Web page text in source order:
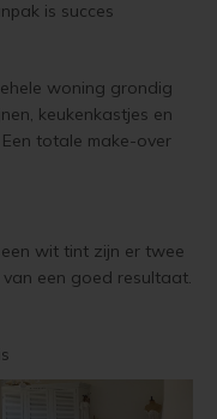
Jotun
Jotun
Oxan
is succes
woning grondig
keukenkastjes en
totale make-over
wit tint zijn er twee
een goed resultaat.